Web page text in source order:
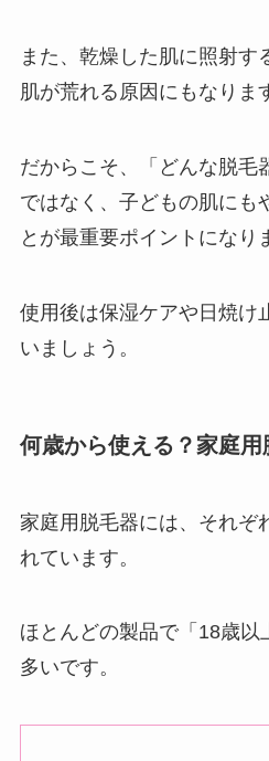
また、乾燥した肌に照射す
肌が荒れる原因にもなりま
だからこそ、「どんな脱毛
ではなく、子どもの肌にも
とが最重要ポイントになり
使用後は保湿ケアや日焼け
いましょう。
何歳から使える？家庭
家庭用脱毛器には、それぞ
れています。
ほとんどの製品で「18歳以
多いです。